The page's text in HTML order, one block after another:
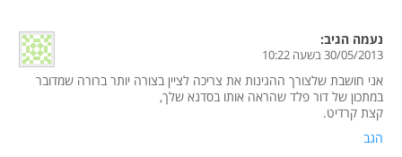
נעמה הגיב:
30/05/2013 בשעה 10:22
אני חושבת שלצורך ההגינות את צריכה לציין בצורה יותר ברורה שמדובר
במתכון של דור פלד שהראה אותו בסדנא שלך,
קצת קרדיט.
הגב